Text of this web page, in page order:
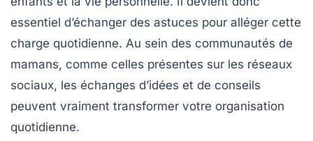
essentiel d’échanger des astuces pour alléger cette
charge quotidienne. Au sein des communautés de
mamans, comme celles présentes sur les réseaux
sociaux, les échanges d’idées et de conseils
peuvent vraiment transformer votre organisation
quotidienne.